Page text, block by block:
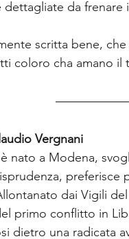
dettagliate da frenare
scritta bene,
coloro cha amano il
Vergnani
nato a Modena,
preferisce
dai Vigili
primo conflitto in
dietro una radicata